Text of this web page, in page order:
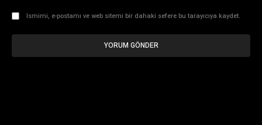
Ismimi, e-postamı ve web sitemi bir dahaki sefere bu tarayıcıya kaydet.